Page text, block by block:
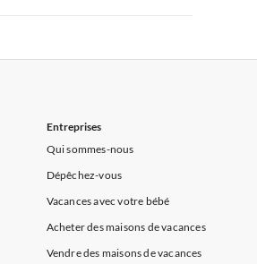
Vacances à Provence
Entreprises
Qui sommes-nous
Dépêchez-vous
Vacances avec votre bébé
Acheter des maisons de vacances
Vendre des maisons de vacances